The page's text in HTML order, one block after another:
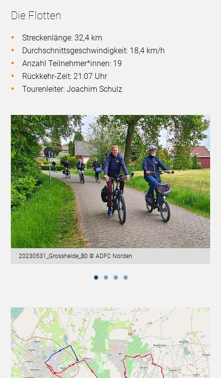
Die Flotten
Streckenlänge: 32,4 km
Durchschnittsgeschwindigkeit: 18,4 km/h
Anzahl Teilnehmer*innen: 19
Rückkehr-Zeit: 21:07 Uhr
Tourenleiter: Joachim Schulz
20230531_Grossheide_B0 © ADFC Norden